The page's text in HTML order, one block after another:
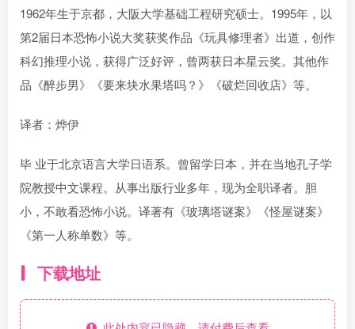
1962年生于京都，大阪大学基础工程研究硕士。1995年，以
第2届日本恐怖小说大奖获奖作品《玩具修理者》出道，创作
科幻推理小说，获得广泛好评，曾两获日本星云奖。其他作
品《醉步男》《要来块水果塔吗？》《破烂回收店》等。
译者：烨伊
毕 业于北京语言大学日语系。曾留学日本，并在当地孔子学
院教授中文课程。从事出版行业多年，现为全职译者。胆
小，不敢看恐怖小说。译著有《玻璃塔谜案》《怪屋谜案》
《第一人称单数》等。
下载地址